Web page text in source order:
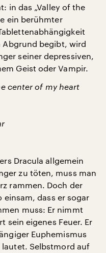
in das „Valley of the
ein berühmter
Abgrund begibt, wird
seiner depressiven,
Geist oder Vampir.
center of my heart
Dracula allgemein
zu töten, muss man
rammen. Doch der
dass er sogar
muss: Er nimmt
sein eigenes Feuer. Er
Euphemismus
Selbstmord auf